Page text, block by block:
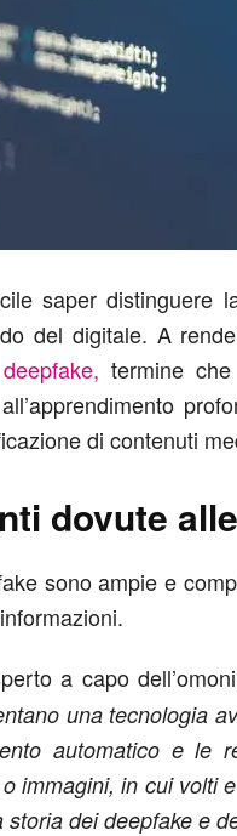
saper distinguere
del digitale. A
termine
di contenuti
dovute
sono ampie e
a capo
una tecnologia
automatico e le
immagini, in cui volti
dei deepfake e